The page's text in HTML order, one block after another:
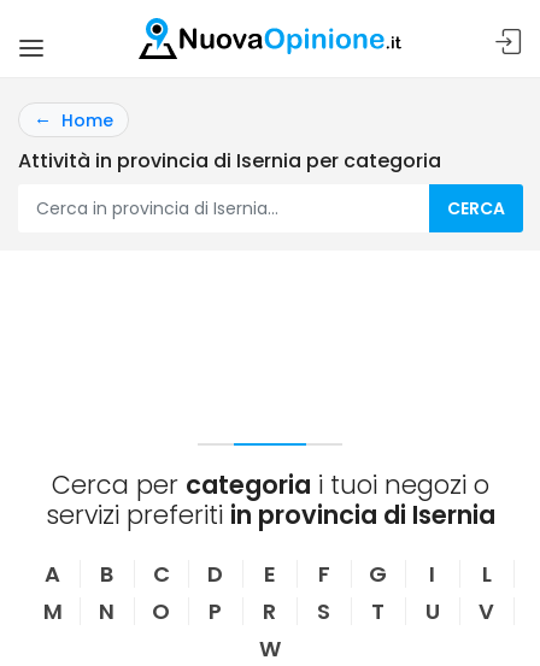
Home
Attività in provincia di Isernia per categoria
CERCA
Cerca per categoria i tuoi negozi o
servizi preferiti in provincia di Isernia
A B C D E F G I
L
M
N O P R S T U
V
W